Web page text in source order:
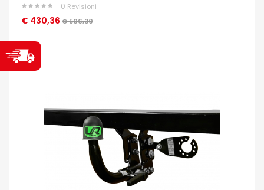
0 Revisioni
€ 430,36 € 506,30
OCCHIATA VELOCE